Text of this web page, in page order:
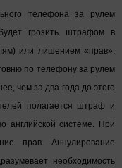
телефона за рулем
грозить штрафом в
или лишением «прав».
по телефону за рулем
чем за два года до этого
полагается штраф и
английской системе. При
прав. Аннулирование
необходимость